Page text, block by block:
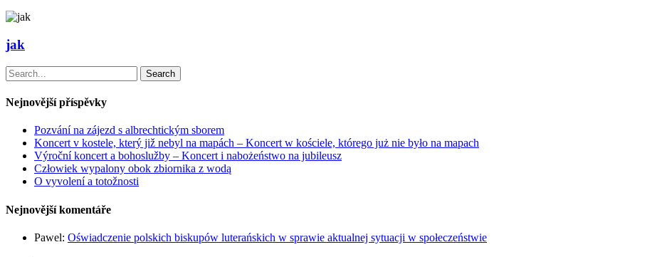
jak
Search
Nejnovější příspěvky
Pozvání na zájezd s albrechtickým sborem
Koncert v kostele, který již nebyl na mapách – Koncert w kościele, którego już nie było na mapach
Výroční koncert a bohoslužby – Koncert i nabożeństwo na jubileusz
Człowiek wypalony obok zbiornika z wodą
O vyvolení a totožnosti
Nejnovější komentáře
Pawel: Oświadczenie polskich biskupów luterańskich w sprawie aktualnej sytuacji w społeczeństwie